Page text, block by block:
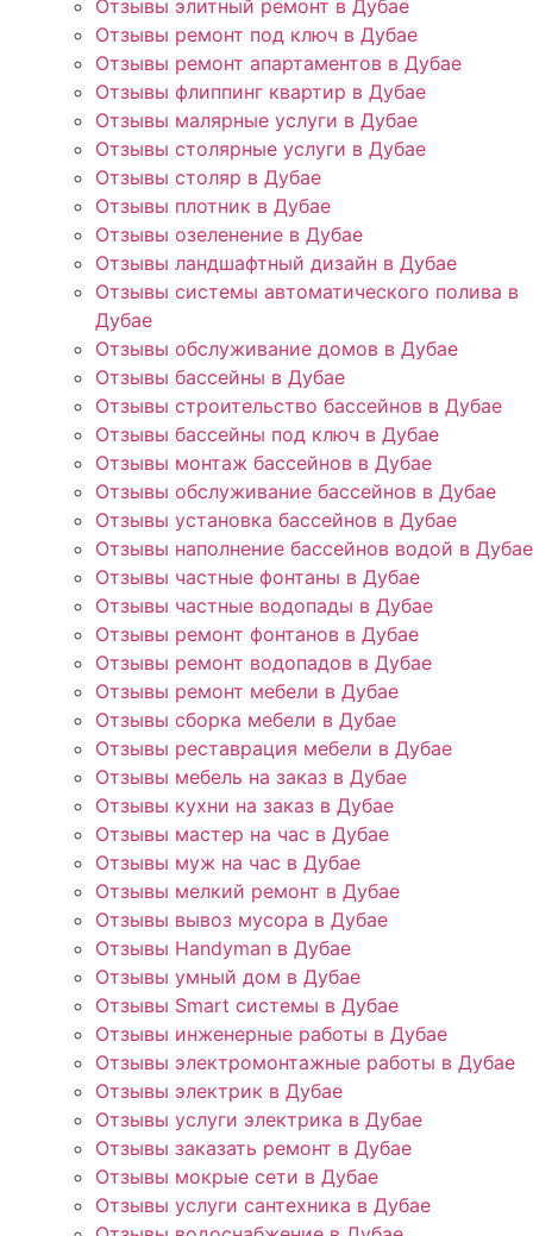
Отзывы элитный ремонт в Дубае
Отзывы ремонт под ключ в Дубае
Отзывы ремонт апартаментов в Дубае
Отзывы флиппинг квартир в Дубае
Отзывы малярные услуги в Дубае
Отзывы столярные услуги в Дубае
Отзывы столяр в Дубае
Отзывы плотник в Дубае
Отзывы озеленение в Дубае
Отзывы ландшафтный дизайн в Дубае
Отзывы системы автоматического полива в
Дубае
Отзывы обслуживание домов в Дубае
Отзывы бассейны в Дубае
Отзывы строительство бассейнов в Дубае
Отзывы бассейны под ключ в Дубае
Отзывы монтаж бассейнов в Дубае
Отзывы обслуживание бассейнов в Дубае
Отзывы установка бассейнов в Дубае
Отзывы наполнение бассейнов водой в Дубае
Отзывы частные фонтаны в Дубае
Отзывы частные водопады в Дубае
Отзывы ремонт фонтанов в Дубае
Отзывы ремонт водопадов в Дубае
Отзывы ремонт мебели в Дубае
Отзывы сборка мебели в Дубае
Отзывы реставрация мебели в Дубае
Отзывы мебель на заказ в Дубае
Отзывы кухни на заказ в Дубае
Отзывы мастер на час в Дубае
Отзывы муж на час в Дубае
Отзывы мелкий ремонт в Дубае
Отзывы вывоз мусора в Дубае
Отзывы Handyman в Дубае
Отзывы умный дом в Дубае
Отзывы Smart системы в Дубае
Отзывы инженерные работы в Дубае
Отзывы электромонтажные работы в Дубае
Отзывы электрик в Дубае
Отзывы услуги электрика в Дубае
Отзывы заказать ремонт в Дубае
Отзывы мокрые сети в Дубае
Отзывы услуги сантехника в Дубае